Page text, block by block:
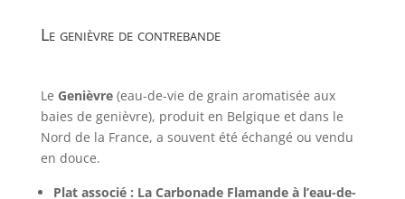
Le genièvre de contrebande
Le Genièvre(eau-de-vie de grain aromatisée aux
baies de genièvre), produit en Belgique et dans le
Nord de la France, a souvent été échangé ou vendu
en douce.
Plat associé : La Carbonade Flamande à l’eau-de-